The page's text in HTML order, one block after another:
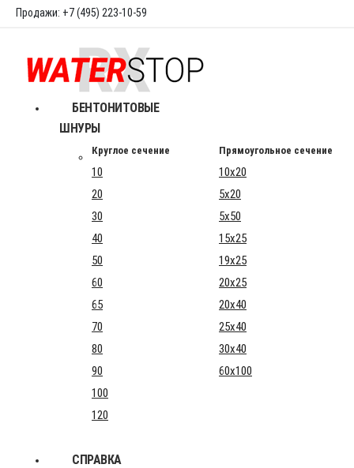
Продажи: +7 (495) 223-10-59
БЕНТОНИТОВЫЕ
ШНУРЫ
Круглое сечение Прямоугольное сечение
10
10x20
20
5x20
30
5x50
40
15x25
50
19x25
60
20x25
65
20x40
70
25x40
80
30x40
90
60x100
100
120
СПРАВКА